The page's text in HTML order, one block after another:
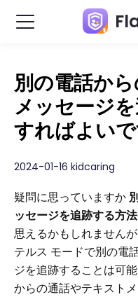
別の電話か
メッセージ
すればよい
2024-01-16 kidcaring
疑問に思っていますか
ッセージを追跡する方法
思えるかもしれません
テルス モードで別の電
ジを追跡することは可
からの通話やテキスト